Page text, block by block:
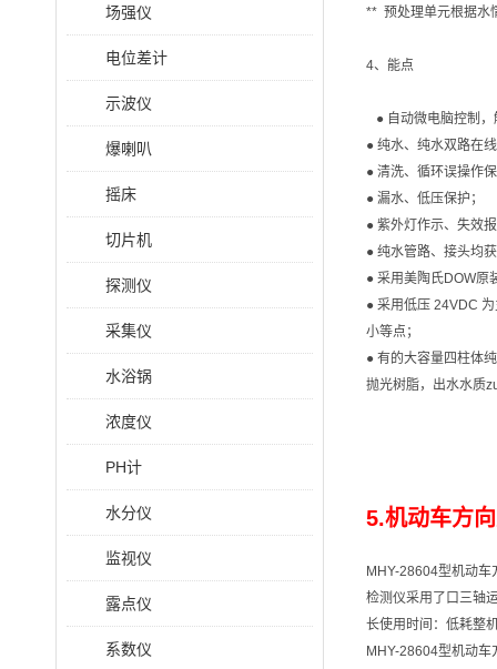
场强仪
电位差计
示波仪
爆喇叭
摇床
切片机
探测仪
采集仪
水浴锅
浓度仪
PH计
水分仪
监视仪
露点仪
系数仪
** 预处理单元根据水
4、能点
● 自动微电脑控制
● 纯水、纯水双路在
● 清洗、循环误操作
● 漏水、低压保护；
● 紫外灯作示、失效
● 纯水管路、接头均
● 采用美陶氏DOW原
● 采用低压 24VDC
小等点；
● 有的大容量四柱体
抛光树脂，出水水质
5.机动车方
MHY-28604型机动
检测仪采用了口三轴
长使用时间：低耗整
MHY-28604型机动